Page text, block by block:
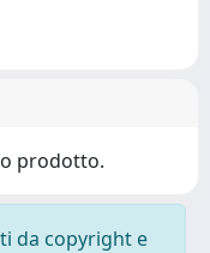
prodotto.
da copyright e